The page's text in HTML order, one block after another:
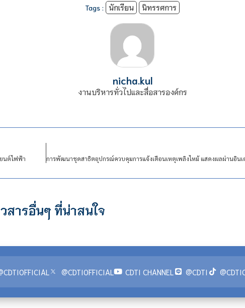
Tags : นักเรียน นิทรรศการ
nicha.kul
งานบริหารทั่วไปและสื่อสารองค์กร
นต์ไฟฟ้า
สารอื่นๆ ที่น่าสนใจ
@CDTIOFFICIAL CDTI CHANNEL @CDTI